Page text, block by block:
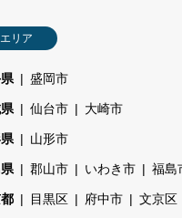
エリア
盛岡市
仙台市 大崎市
山形市
郡山市 いわき市 福島
目黒区 府中市 文京区